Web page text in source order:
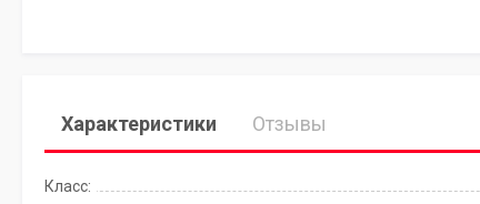
Характеристики Отзывы
Класс: